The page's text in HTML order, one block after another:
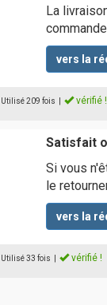
La
vers la
| Utilisé 209 fois vérifié !
Satisfait
Si vous
le
vers la
| Utilisé 33 fois vérifié !